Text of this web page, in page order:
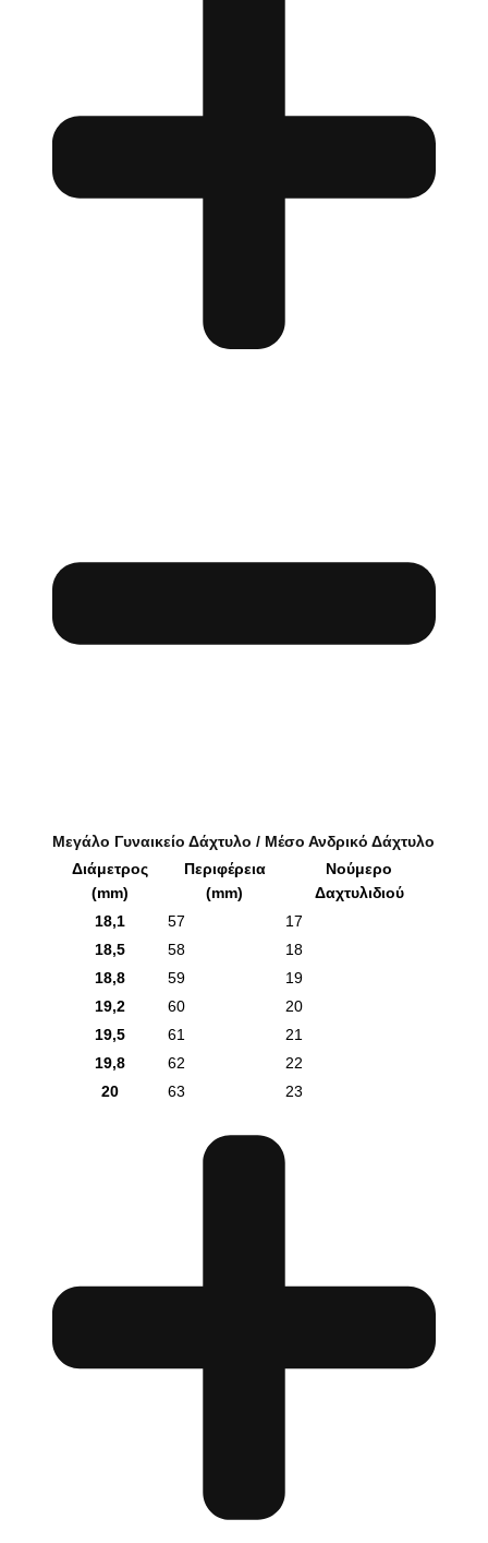
Μεγάλο Γυναικείο Δάχτυλο / Μέσο Ανδρικό Δάχτυλο
Διάμετρος
(mm)
Περιφέρεια
(mm)
Νούμερο
Δαχτυλιδιού
18,1
57
17
18,5
58
18
18,8
59
19
19,2
60
20
19,5
61
21
19,8
62
22
20
63 23